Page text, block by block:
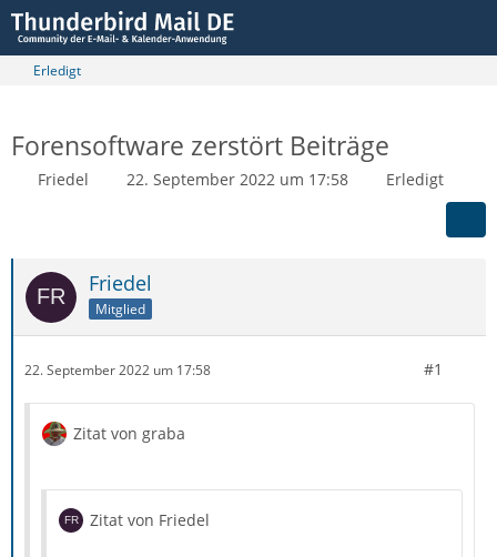
Erledigt
Forensoftware zerstört Beiträge
Friedel 22. September 2022 um 17:58 Erledigt
Friedel
Mitglied
22. September 2022 um 17:58 #1
Zitat von graba
Zitat von Friedel